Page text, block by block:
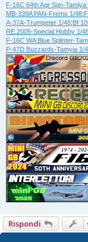
F-16C 64th Agr Sqn-Tamiya
MB-339A PAN-Frems 1/48;
A-37A-Trumpeter 1/48;Bf
RE.2005-Special Hobby 1/
F-16C WA Blue Splinter-
P-47D Buzzards-Tamyia 1/
Rispondi